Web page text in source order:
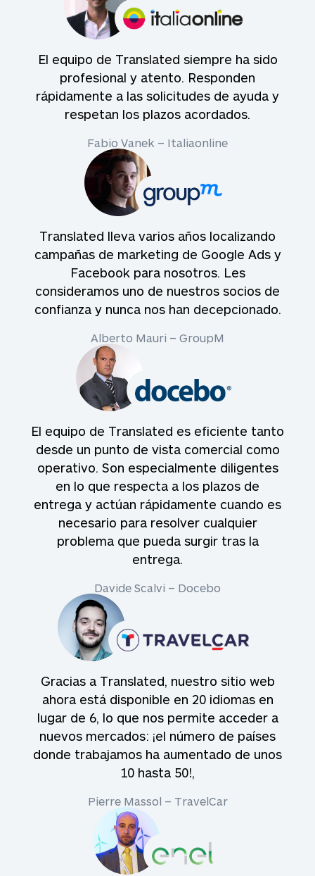
El equipo de Translated siempre ha sido
profesional y atento. Responden
rápidamente a las solicitudes de ayuda y
respetan los plazos acordados.
Fabio Vanek – Italiaonline
Translated lleva varios años localizando
campañas de marketing de Google Ads y
Facebook para nosotros. Les
consideramos uno de nuestros socios de
confianza y nunca nos han decepcionado.
Alberto Mauri – GroupM
El equipo de Translated es eficiente tanto
desde un punto de vista comercial como
operativo. Son especialmente diligentes
en lo que respecta a los plazos de
entrega y actúan rápidamente cuando es
necesario para resolver cualquier
problema que pueda surgir tras la
entrega.
Davide Scalvi – Docebo
Gracias a Translated, nuestro sitio web
ahora está disponible en 20 idiomas en
lugar de 6, lo que nos permite acceder a
nuevos mercados: ¡el número de países
donde trabajamos ha aumentado de unos
10 hasta 50!,
Pierre Massol – TravelCar